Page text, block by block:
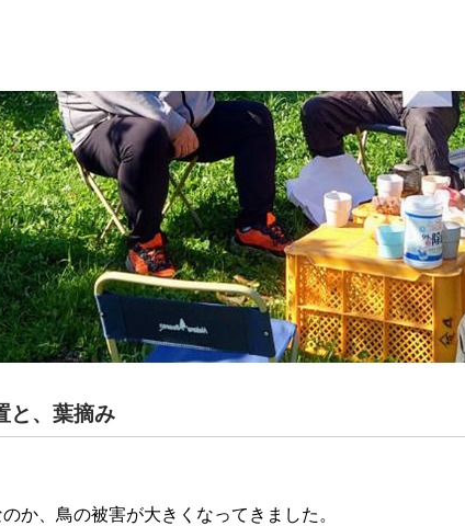
と、葉摘み
か、鳥の被害が大きくなってきました。